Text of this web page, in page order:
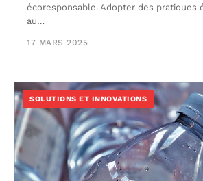
écoresponsable. Adopter des pratiques
au…
17 MARS 2025
SOLUTIONS ET INNOVATIONS